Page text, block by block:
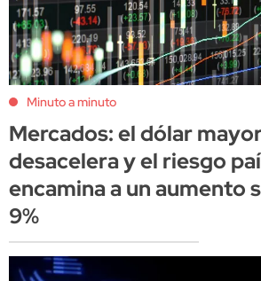
Minuto a minuto
Mercados: el dólar
desacelera y el riesgo
encamina a un aumento
9%